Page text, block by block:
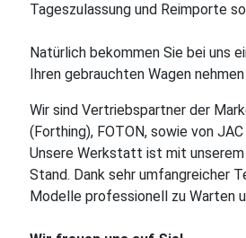
Tageszulassung und Reimporte
Natürlich bekommen Sie bei uns
Ihren gebrauchten Wagen
Wir sind Vertriebspartner der
(Forthing), FOTON, sowie von
Unsere Werkstatt ist mit
Stand. Dank sehr umfangreicher
Modelle professionell zu Warten